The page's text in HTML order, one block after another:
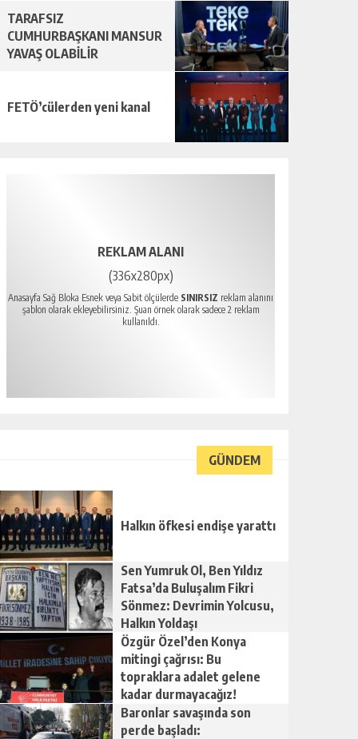
TARAFSIZ
CUMHURBAŞKANI MANSUR
YAVAŞ OLABİLİR
FETÖ’cülerden yeni kanal
REKLAM ALANI
(336x280px)
Anasayfa Sağ Bloka Esnek veya Sabit ölçülerde SINIRSIZ reklam alanını
şablon olarak ekleyebilirsiniz. Şuan örnek olarak sadece 2 reklam
kullanıldı.
GÜNDEM
Halkın öfkesi endişe yarattı
Sen Yumruk Ol, Ben Yıldız
Fatsa’da Buluşalım Fikri
Sönmez: Devrimin Yolcusu,
Halkın Yoldaşı
Özgür Özel’den Konya
mitingi çağrısı: Bu
topraklara adalet gelene
kadar durmayacağız!
Baronlar savaşında son
perde başladı: